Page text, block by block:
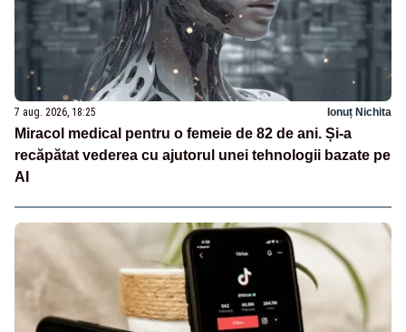
7 aug. 2026, 18:25 Ionuț Nichita
Miracol medical pentru o femeie de 82 de ani. Și-a
recăpătat vederea cu ajutorul unei tehnologii bazate pe
AI